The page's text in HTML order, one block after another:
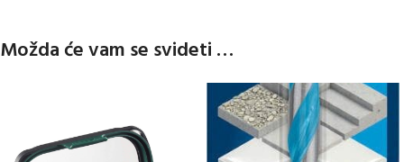
Možda će vam se svideti …